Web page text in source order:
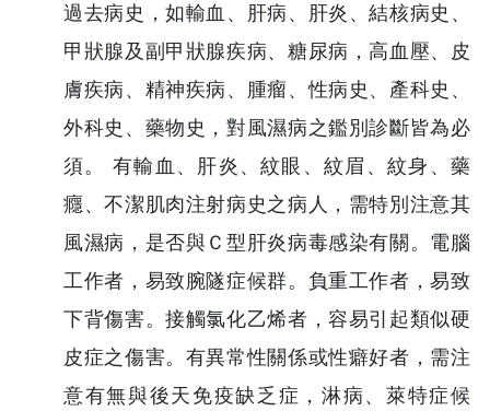
過去病史，如輸血、肝病、肝炎、結核病史、
甲狀腺及副甲狀腺疾病、糖尿病，高血壓、皮
膚疾病、精神疾病、腫瘤、性病史、產科史、
外科史、藥物史，對風濕病之鑑別診斷皆為必
須。 有輸血、肝炎、紋眼、紋眉、紋身、藥
癮、不潔肌肉注射病史之病人，需特別注意其
風濕病，是否與Ｃ型肝炎病毒感染有關。電腦
工作者，易致腕隧症候群。負重工作者，易致
下背傷害。接觸氯化乙烯者，容易引起類似硬
皮症之傷害。有異常性關係或性癖好者，需注
意有無與後天免疫缺乏症，淋病、萊特症候